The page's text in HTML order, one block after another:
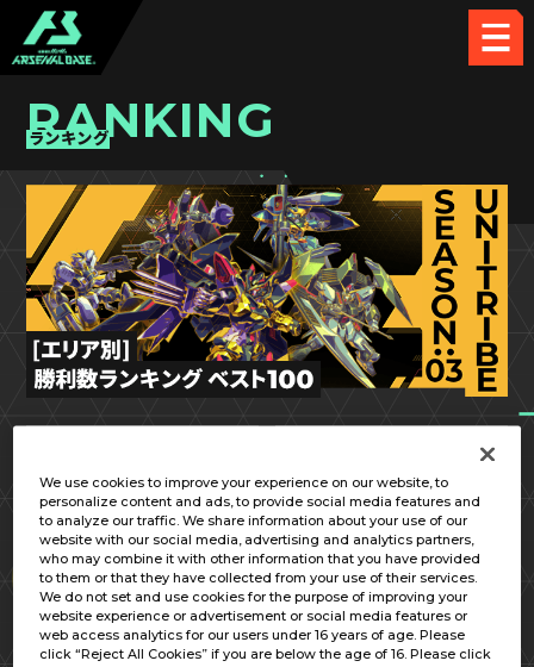
RANKING
ランキング
1
青森県
だむ
Lv.70 264回
We use cookies to improve your experience on our website, to
personalize content and ads, to provide social media features and
to analyze our traffic. We share information about your use of our
website with our social media, advertising and analytics partners,
who may combine it with other information that you have provided
to them or that they have collected from your use of their services.
We do not set and use cookies for the purpose of improving your
website experience or advertisement or social media features or
web access analytics for our users under 16 years of age. Please
click “Reject All Cookies” if you are below the age of 16. Please click